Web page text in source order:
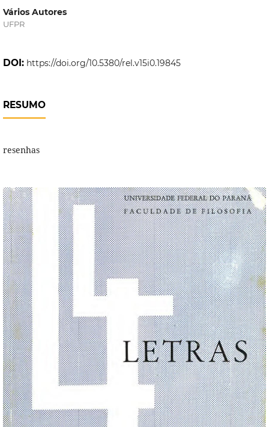
Vários Autores
UFPR
DOI: https://doi.org/10.5380/rel.v15i0.19845
RESUMO
resenhas